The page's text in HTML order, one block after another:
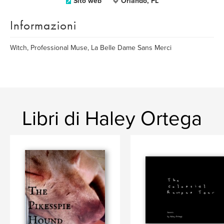
Informazioni
Witch, Professional Muse, La Belle Dame Sans Merci
Libri di Haley Ortega